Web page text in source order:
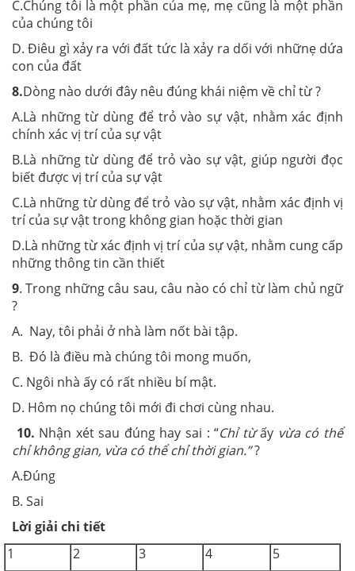
C.Chúng tôi là một phần của mẹ, mẹ cũng là một phần
của chúng tôi
D. Điêu gì xảy ra với đất tức là xảy ra dối với nhữnẹ dứa
con của đất
8.Dòng nào dưới đây nêu đúng khái niệm về chỉ từ ?
A.Là những từ dùng để trỏ vào sự vật, nhằm xác định
chính xác vị trí của sự vật
B.Là những từ dùng để trỏ vào sự vật, giúp người đọc
biết được vị trí của sự vật
C.Là những từ dùng để trỏ vào sự vật, nhằm xác định vị
trí của sự vật trong không gian hoặc thời gian
D.Là những từ xác định vị trí của sự vật, nhằm cung cấp
những thông tin cần thiết
9. Trong những câu sau, câu nào có chỉ từ làm chủ ngữ
?
A. Nay, tôi phải ở nhà làm nốt bài tập.
B. Đó là điều mà chúng tôi mong muốn,
C. Ngôi nhà ấy có rất nhiều bí mật.
D. Hôm nọ chúng tôi mới đi chơi cùng nhau.
10. Nhận xét sau đúng hay sai : “Chỉ từấy vừa có thể
chỉ không gian, vừa có thể chỉ thời gian.”?
A.Đúng
B. Sai
Lời giải chi tiết
1
2 3 4
5